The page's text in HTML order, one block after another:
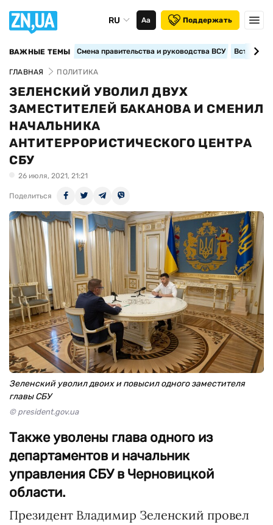
RU Аа Поддержать
ВАЖНЫЕ ТЕМЫ Смена правительства и руководства ВСУ
ГЛАВНАЯ ПОЛИТИКА
ЗЕЛЕНСКИЙ УВОЛИЛ ДВУХ
ЗАМЕСТИТЕЛЕЙ БАКАНОВА И СМЕНИЛ
НАЧАЛЬНИКА
АНТИТЕРРОРИСТИЧЕСКОГО ЦЕНТРА
СБУ
26 июля, 2021, 21:21
Поделиться
Зеленский уволил двоих и повысил одного заместителя
главы СБУ
© president.gov.ua
Также уволены глава одного из
департаментов и начальник
управления СБУ в Черновицкой
области.
Президент Владимир Зеленский провел